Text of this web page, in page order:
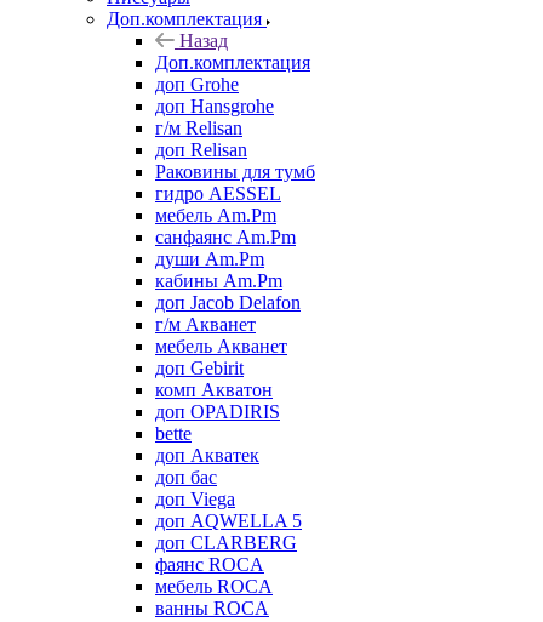
Доп.комплектация
Назад
Доп.комплектация
доп Grohe
доп Hansgrohe
г/м Relisan
доп Relisan
Раковины для тумб
гидро AESSEL
мебель Am.Pm
санфаянс Am.Pm
души Am.Pm
кабины Am.Pm
доп Jacob Delafon
г/м Акванет
мебель Акванет
доп Gebirit
комп Акватон
доп OPADIRIS
bette
доп Акватек
доп бас
доп Viega
доп AQWELLA 5
доп CLARBERG
фаянс ROCA
мебель ROCA
ванны ROCA